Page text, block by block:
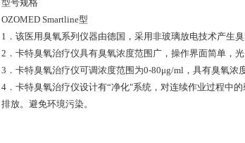
型号规格
OZOMED Smartline型
1．该医用臭氧系列仪器由德国，采用非玻璃放电技术产生
2．卡特臭氧治疗仪具有臭氧浓度范围广，操作界面简单，
3．卡特臭氧治疗仪可调浓度范围为0-80μg/ml，具有臭氧浓
4．卡特臭氧治疗仪设计有“净化"系统，对连续作业过程中
排放。避免环境污染。